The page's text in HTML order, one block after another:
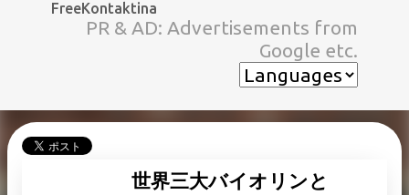
スキップしてメイン コンテンツに移動
FreeKontaktina
PR & AD: Advertisements from
Google etc.
世界三大バイオリンと